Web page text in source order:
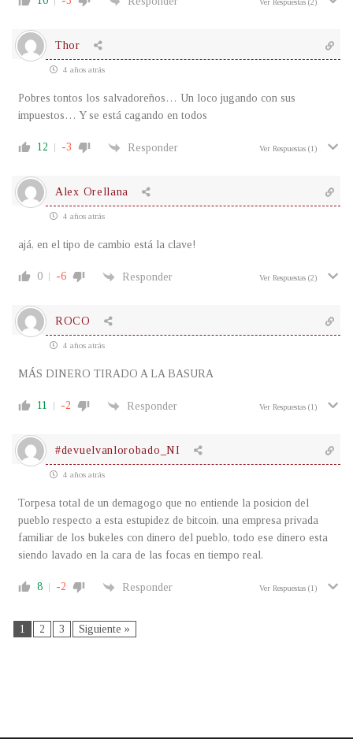
Ver Respuestas (2)
Thor
4 años atrás
Pobres tontos los salvadoreños… Un loco jugando con sus
impuestos… Y se está cagando en todos
12 -3 Responder Ver Respuestas (1)
Alex Orellana
4 años atrás
ajá, en el tipo de cambio está la clave!
0 -6 Responder Ver Respuestas (2)
ROCO
4 años atrás
MÁS DINERO TIRADO A LA BASURA
11 -2 Responder Ver Respuestas (1)
#devuelvanlorobado_NI
4 años atrás
Torpesa total de un demagogo que no entiende la posicion del
pueblo respecto a esta estupidez de bitcoin, una empresa privada
familiar de los bukeles con dinero del pueblo, todo ese dinero esta
siendo lavado en la cara de las focas en tiempo real.
8 -2 Responder Ver Respuestas (1)
1 2 3 Siguiente »